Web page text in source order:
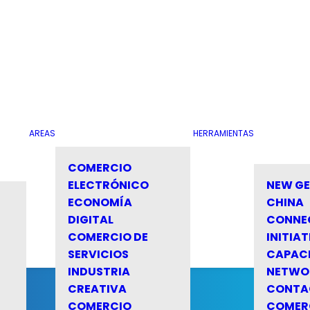
AREAS
COMERCIO
ELECTRÓNICO
ECONOMÍA
DIGITAL
COMERCIO DE
SERVICIOS
INDUSTRIA
CREATIVA
COMERCIO
HERRAMIENTAS
NEW
CHINA